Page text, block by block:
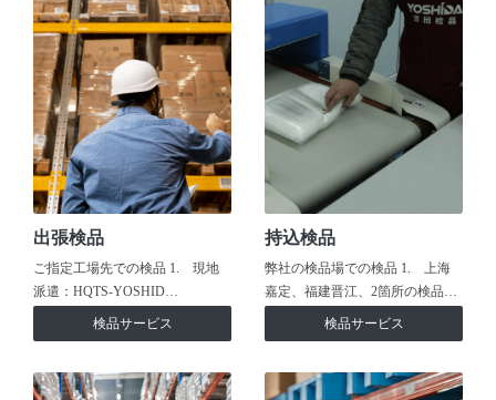
出張検品
ご指定工場先での検品 1. 現地
派遣：HQTS-YOSHID…
検品サービス
持込検品
弊社の検品場での検品 1. 上海
嘉定、福建晋江、2箇所の検品…
検品サービス